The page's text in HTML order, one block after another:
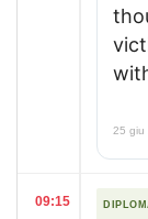
25 giu
09:15